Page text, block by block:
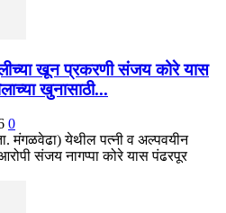
खून प्रकरणी संजय कोरे यास
खुनासाठी...
0
मंगळवेढा) येथील पत्नी व अल्पवयीन
संजय नागप्पा कोरे यास पंढरपूर